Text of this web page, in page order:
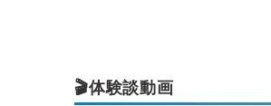
🎬体験談動画